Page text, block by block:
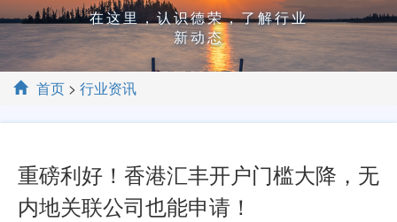
在这里，认识德荣，了解行业
新动态
首页 > 行业资讯
重磅利好！香港汇丰开户门槛大降，无
内地关联公司也能申请！